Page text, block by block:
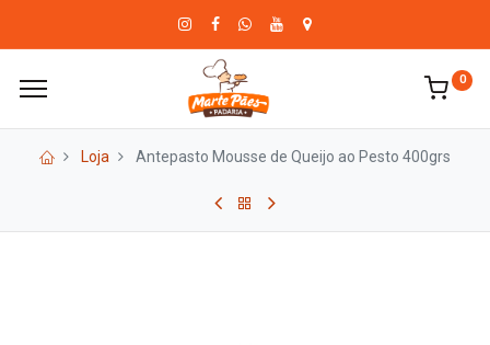
0
Loja Antepasto Mousse de Queijo ao Pesto 400grs